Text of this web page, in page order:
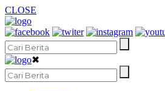
CLOSE
✖